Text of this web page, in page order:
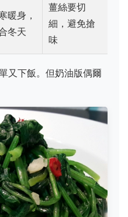
暖身，
冬天
薑絲要切
細，避免搶
味
又下飯。但奶油版偶爾